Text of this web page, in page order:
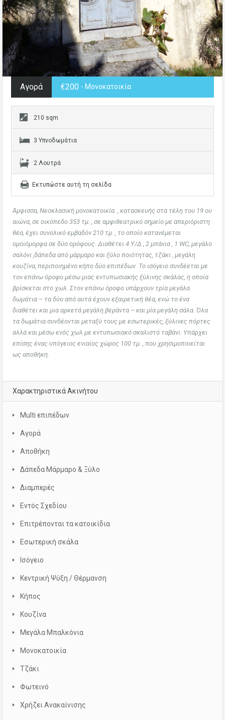
Αγορά €200 - Μονοκατοικία
210 sqm
3 Υπνοδωμάτια
2 Λουτρά
Εκτυπώστε αυτή τη σελίδα
Άμφισσα, Νεοκλασική μονοκατοικία. , κατασκευής στα τέλη του 19 ου
αιώνα, σε οικόπεδο 353 τμ. , σε αμφιθεατρικό σημείο με απεριόριστη
θέα, έχει συνολικό εμβαδόν 210 τμ. , το οποίο κατανέμεται
ομοιόμορφα σε δύο ορόφους. Διαθέτει 4 Υ/Δ , 2 μπάνια , 1 WC, μεγάλο
σαλόνι ,δάπεδα από μάρμαρο και ξύλο ποιότητας, τζάκι , μεγάλη
κουζίνα, περιποιημένο κήπο δύο επιπέδων. Το ισόγειο συνδέεται με
τον επάνω όροφο μέσω μιας εντυπωσιακής ξύλινης σκάλας, η οποία
βρίσκεται στο χωλ. Στον επάνω όροφο υπάρχουν τρία μεγάλα
δωμάτια – τα δύο από αυτά έχουν εξαιρετική θέα, ενώ το ένα
διαθέτει και μια αρκετά μεγάλη βεράντα – και μία μεγάλη σάλα. Όλα
τα δωμάτια συνδέονται μεταξύ τους με εσωτερικές, ξύλινες πόρτες
αλλά και μέσω ενός χωλ με εντυπωσιακό σκαλιστό ταβάνι. Υπάρχει
επίσης ένας υπόγειος ενιαίος χώρος 100 τμ. , που χρησιμοποιείται
ως αποθήκη.
Χαρακτηριστικά Ακινήτου
Multi επιπέδων
Αγορά
Αποθήκη
Δάπεδα Μάρμαρο & Ξύλο
Διαμπερές
Εντός Σχεδίου
Επιτρέπονται τα κατοικίδια
Εσωτερική σκάλα
Ισόγειο
Κεντρική Ψύξη / Θέρμανση
Κήπος
Κουζίνα
Μεγάλα Μπαλκόνια
Μονοκατοικία
Τζάκι
Φωτεινό
Χρήζει Ανακαίνισης